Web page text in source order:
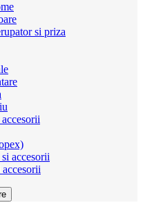
si priza
accesorii